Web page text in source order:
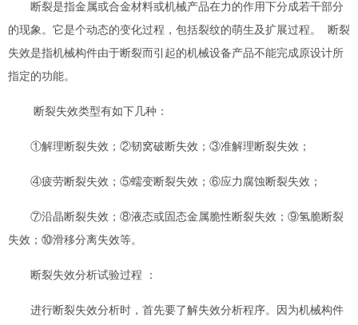
断裂是指金属或合金材料或机械产品在力的作用下分成若干部分
的现象。它是个动态的变化过程，包括裂纹的萌生及扩展过程。 断裂
失效是指机械构件由于断裂而引起的机械设备产品不能完成原设计所
指定的功能。
断裂失效类型有如下几种：
①解理断裂失效；②韧窝破断失效；③准解理断裂失效；
④疲劳断裂失效；⑤蠕变断裂失效；⑥应力腐蚀断裂失效；
⑦沿晶断裂失效；⑧液态或固态金属脆性断裂失效；⑨氢脆断裂
失效；⑩滑移分离失效等。
断裂失效分析试验过程 ：
进行断裂失效分析时，首先要了解失效分析程序。因为机械构件